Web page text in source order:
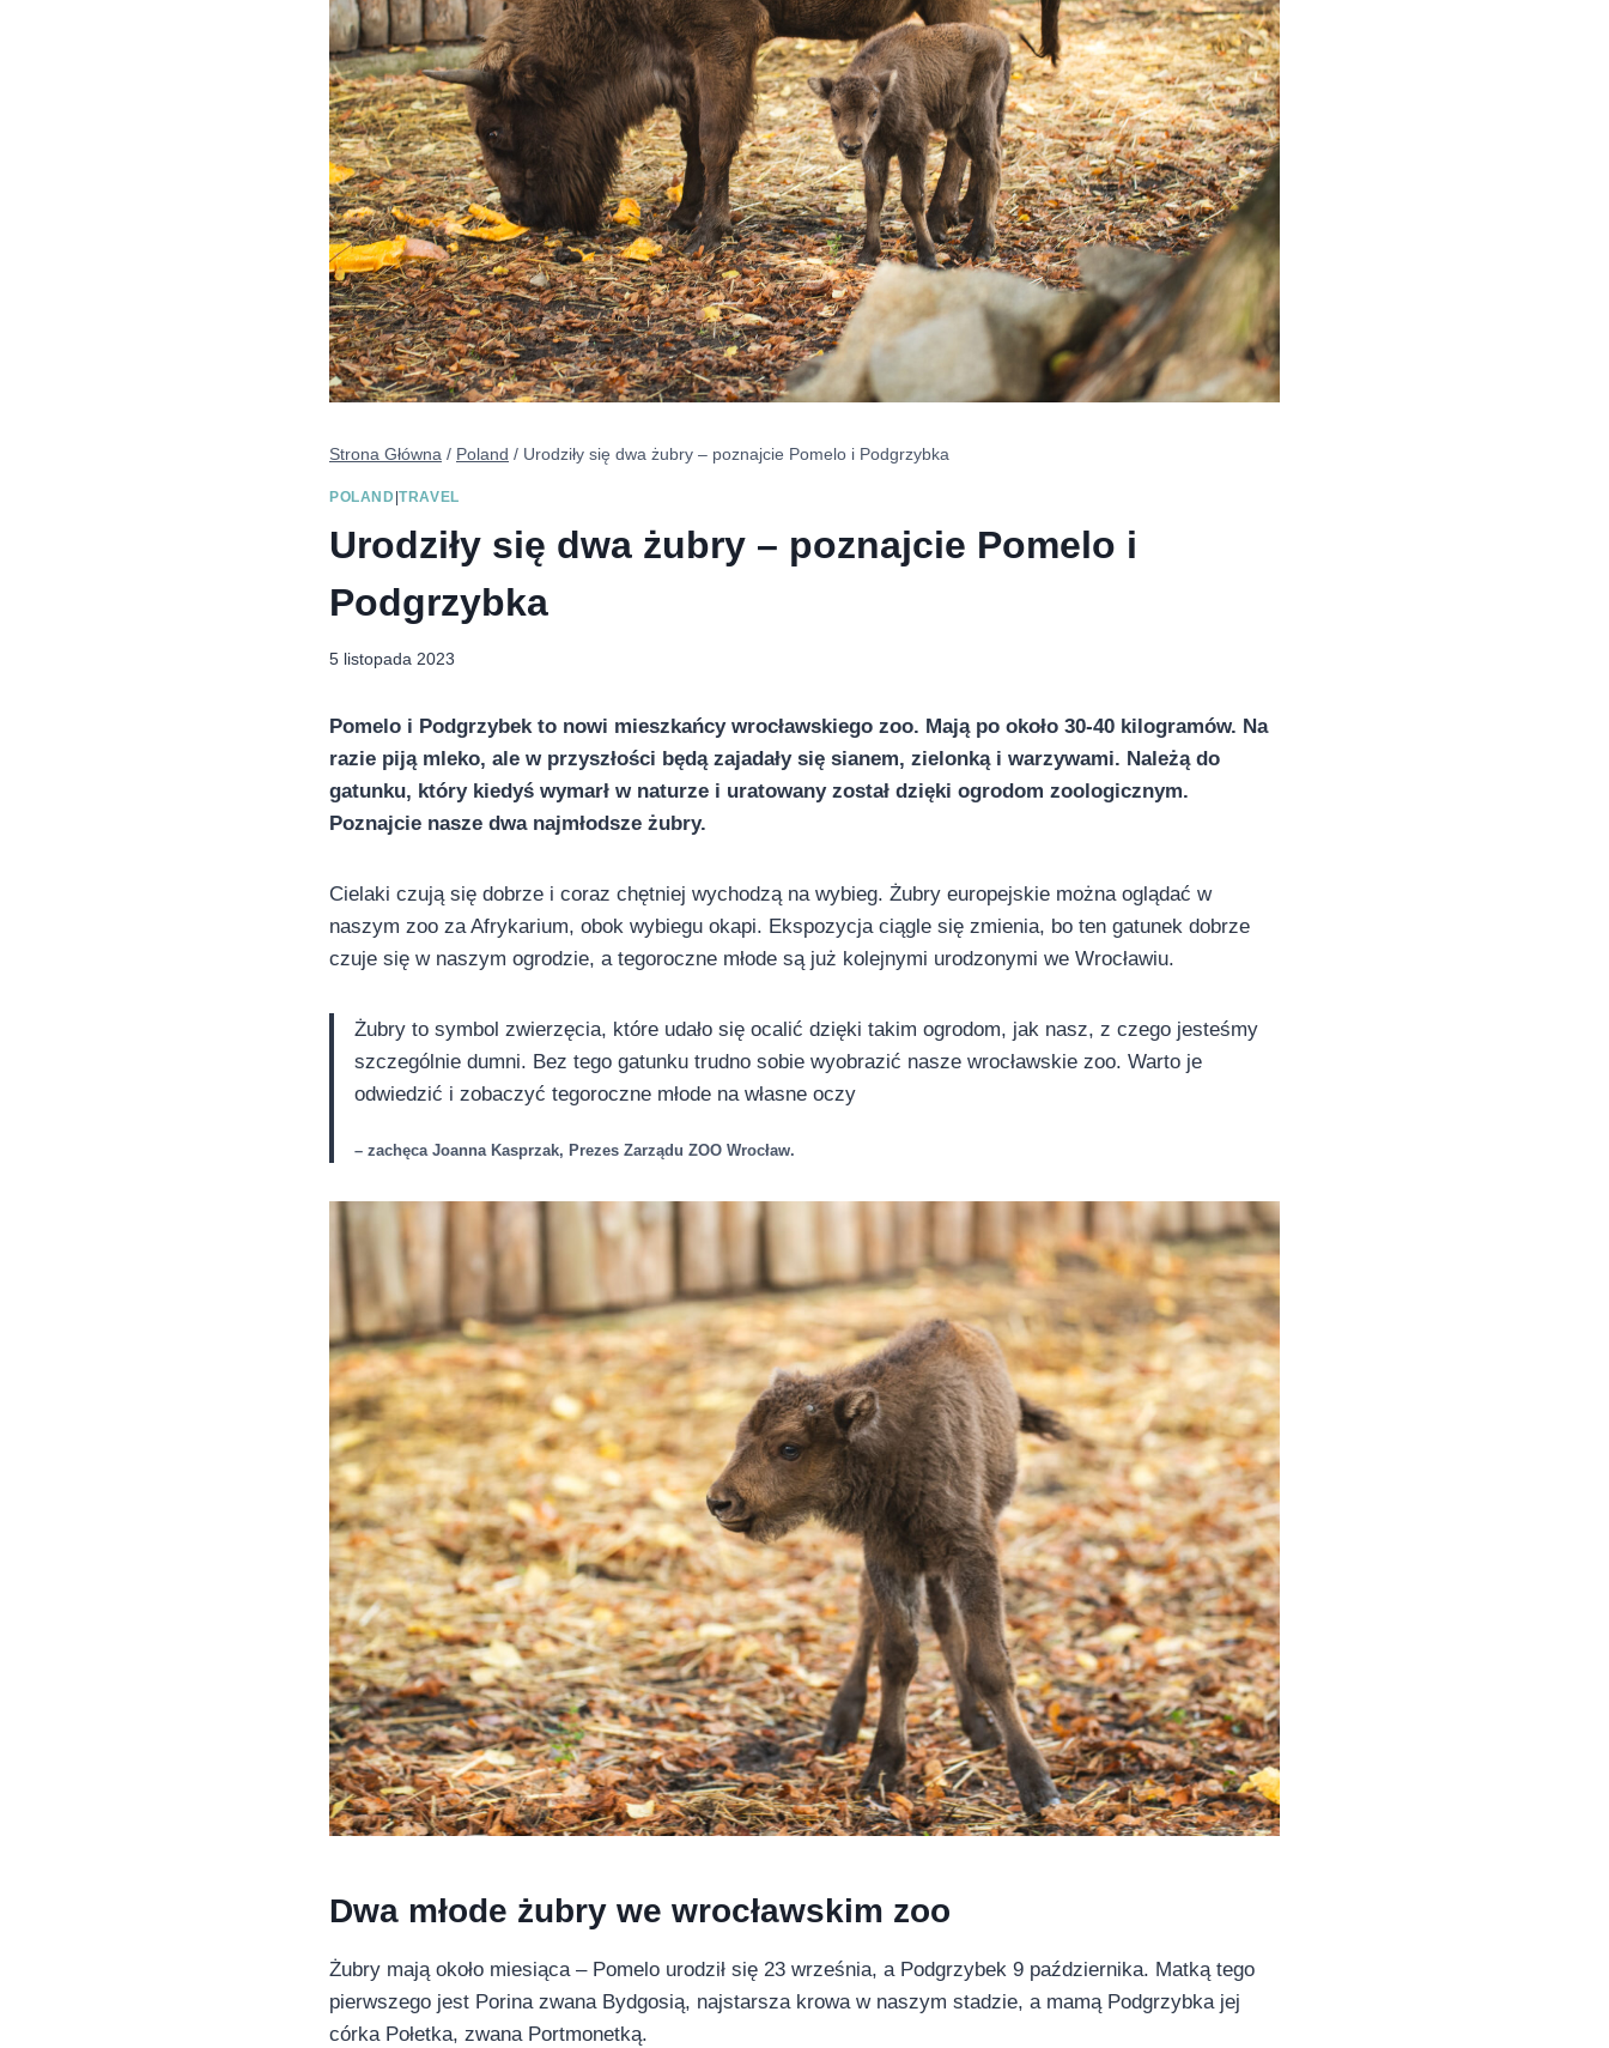
Strona Główna / Poland / Urodziły się dwa żubry – poznajcie Pomelo i Podgrzybka
POLAND |TRAVEL
Urodziły się dwa żubry – poznajcie Pomelo i
Podgrzybka
5 listopada 2023
Pomelo i Podgrzybek to nowi mieszkańcy wrocławskiego zoo. Mają po około 30-40 kilogramów. Na
razie piją mleko, ale w przyszłości będą zajadały się sianem, zielonką i warzywami. Należą do
gatunku, który kiedyś wymarł w naturze i uratowany został dzięki ogrodom zoologicznym.
Poznajcie nasze dwa najmłodsze żubry.
Cielaki czują się dobrze i coraz chętniej wychodzą na wybieg. Żubry europejskie można oglądać w
naszym zoo za Afrykarium, obok wybiegu okapi. Ekspozycja ciągle się zmienia, bo ten gatunek dobrze
czuje się w naszym ogrodzie, a tegoroczne młode są już kolejnymi urodzonymi we Wrocławiu.
Żubry to symbol zwierzęcia, które udało się ocalić dzięki takim ogrodom, jak nasz, z czego jesteśmy
szczególnie dumni. Bez tego gatunku trudno sobie wyobrazić nasze wrocławskie zoo. Warto je
odwiedzić i zobaczyć tegoroczne młode na własne oczy
– zachęca Joanna Kasprzak, Prezes Zarządu ZOO Wrocław.
Dwa młode żubry we wrocławskim zoo
Żubry mają około miesiąca – Pomelo urodził się 23 września, a Podgrzybek 9 października. Matką tego
pierwszego jest Porina zwana Bydgosią, najstarsza krowa w naszym stadzie, a mamą Podgrzybka jej
córka Połetka, zwana Portmonetką.